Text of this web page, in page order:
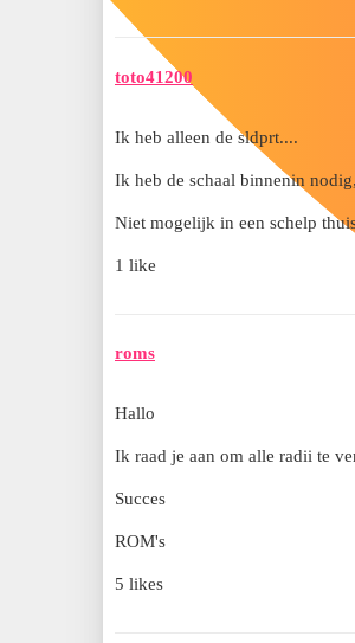
toto41200
Ik heb alleen de sldprt....
Ik heb de schaal binnenin
Niet mogelijk in een schelp
1 like
roms
Hallo
Ik raad je aan om alle radii te
Succes
ROM's
5 likes